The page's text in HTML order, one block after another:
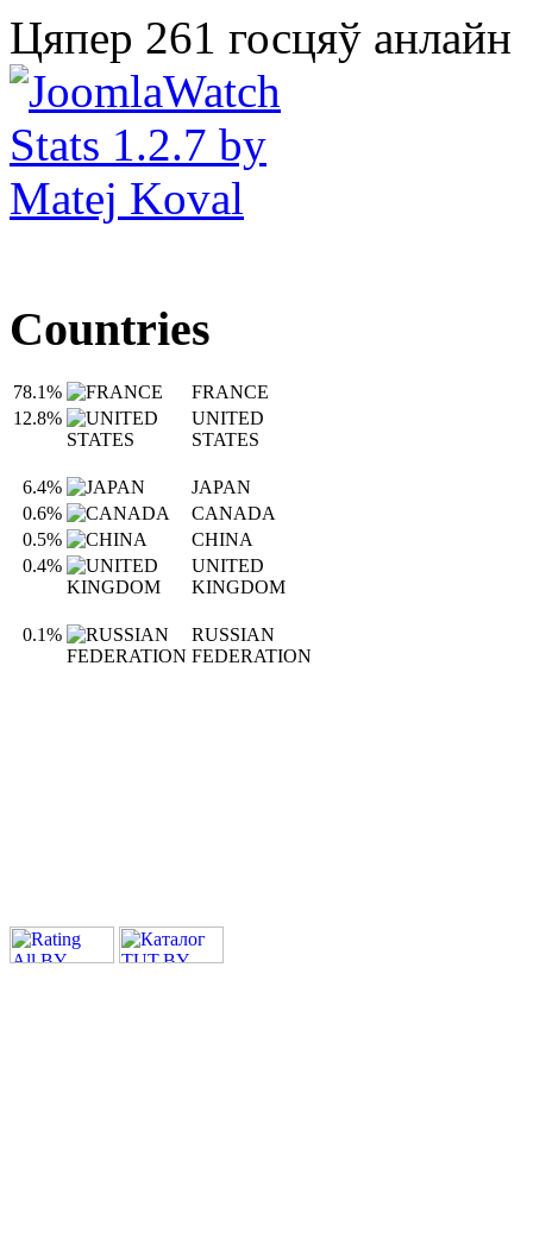
Цяпер 261 госцяў анлайн
Countries
78.1%
FRANCE
12.8%
UNITED
STATES
6.4%
JAPAN
0.6%
CANADA
0.5%
CHINA
0.4%
UNITED
KINGDOM
0.1%
RUSSIAN
FEDERATION